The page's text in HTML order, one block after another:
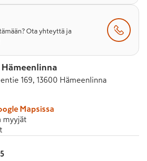
Ota yhteyttä ja
Hämeenlinna
169, 13600 Hämeenlinna
Mapsissa
myyjät